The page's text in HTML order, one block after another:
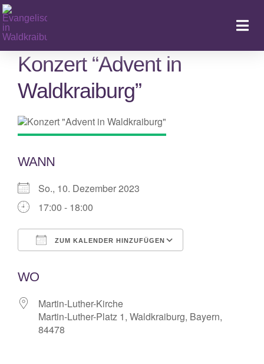
Zum
Inhalt
springen
Konzert “Advent in
Waldkraiburg”
WANN
So., 10. Dezember 2023
17:00 - 18:00
ZUM KALENDER HINZUFÜGEN
WO
Martin-Luther-Kirche
Martin-Luther-Platz 1, Waldkraiburg, Bayern,
84478